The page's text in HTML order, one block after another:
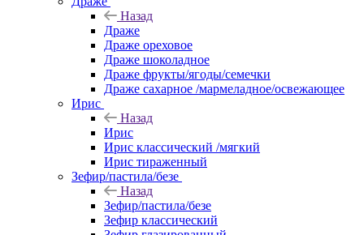
Назад
Драже
Драже ореховое
Драже шоколадное
Драже фрукты/ягоды/семечки
Драже сахарное /мармеладное/освежающее
Ирис
Назад
Ирис
Ирис классический /мягкий
Ирис тираженный
Зефир/пастила/безе
Назад
Зефир/пастила/безе
Зефир классический